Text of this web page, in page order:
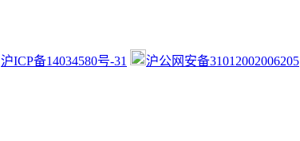
沪ICP备14034580号-31 沪公网安备31012002006205